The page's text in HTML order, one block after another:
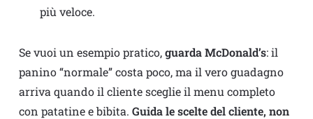
più veloce.
Se vuoi un esempio pratico,guarda McDonald’s: il
panino “normale” costa poco, ma il vero guadagno
arriva quando il cliente sceglie il menu completo
con patatine e bibita. Guida le scelte del cliente, non